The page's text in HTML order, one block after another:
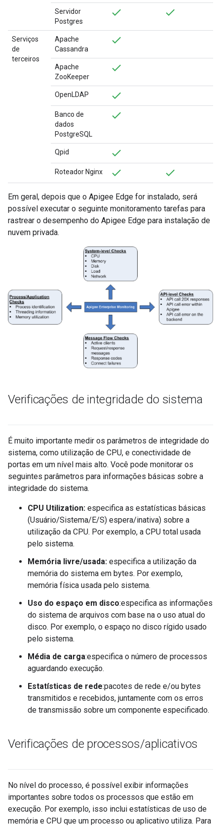
Servidor
Postgres
Serviços
de
terceiros
Apache
Cassandra
Apache
ZooKeeper
OpenLDAP
Banco de
dados
PostgreSQL
Qpid
Roteador Nginx
Em geral, depois que o Apigee Edge for instalado, será
possível executar o seguinte monitoramento tarefas para
rastrear o desempenho do Apigee Edge para instalação de
nuvem privada.
Verificações de integridade do sistema
É muito importante medir os parâmetros de integridade do
sistema, como utilização de CPU, e conectividade de
portas em um nível mais alto. Você pode monitorar os
seguintes parâmetros para informações básicas sobre a
integridade do sistema.
CPU Utilization: especifica as estatísticas básicas
(Usuário/Sistema/E/S) espera/inativa) sobre a
utilização da CPU. Por exemplo, a CPU total usada
pelo sistema.
Memória livre/usada: especifica a utilização da
memória do sistema em bytes. Por exemplo,
memória física usada pelo sistema.
Uso do espaço em disco:especifica as informações
do sistema de arquivos com base na o uso atual do
disco. Por exemplo, o espaço no disco rígido usado
pelo sistema.
Média de carga:especifica o número de processos
aguardando execução.
Estatísticas de rede:pacotes de rede e/ou bytes
transmitidos e recebidos, juntamente com os erros
de transmissão sobre um componente especificado.
Verificações de processos/aplicativos
No nível do processo, é possível exibir informações
importantes sobre todos os processos que estão em
execução. Por exemplo, isso inclui estatísticas de uso de
memória e CPU que um processo ou aplicativo utiliza. Para